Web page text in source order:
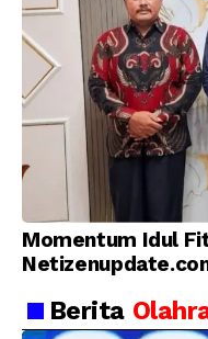
Momentum Idul
Berita